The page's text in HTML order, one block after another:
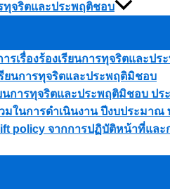
ทุจริตและประพฤติชอบ
รเรื่องร้องเรียนการทุจริตและปร
รียนการทุจริตและประพฤติมิชอบ
นการทุจริตและประพฤติมิชอบ ปร
มในการดำเนินงาน ปีงบประมาณ
policy จากการปฏิบัติหน้าที่แล